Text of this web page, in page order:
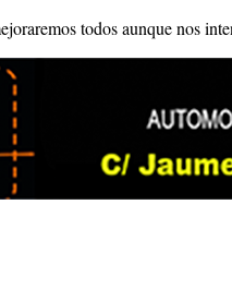
todos aunque nos